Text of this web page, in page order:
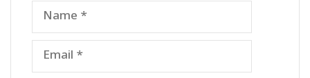
Name
Email